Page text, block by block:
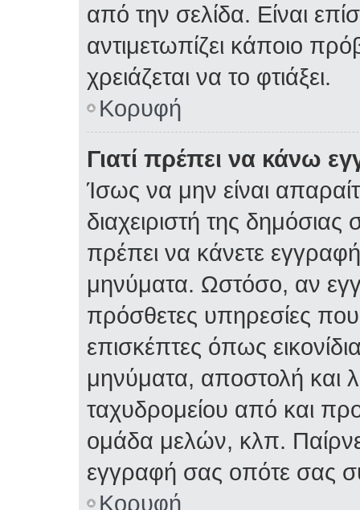
από την σελίδα. Είναι
αντιμετωπίζει κάποιο
χρειάζεται να το φτιάξει.
Κορυφή
Γιατί πρέπει να κάνω
Ίσως να μην είναι
διαχειριστή της δημόσιας
πρέπει να κάνετε
μηνύματα. Ωστόσο, αν
πρόσθετες υπηρεσίες που
επισκέπτες όπως
μηνύματα, αποστολή και
ταχυδρομείου από και
ομάδα μελών, κλπ.
εγγραφή σας οπότε σας
Κορυφή